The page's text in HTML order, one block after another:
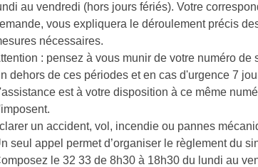
au vendredi (hors jours fériés). Votre
vous expliquera le déroulement précis
nécessaires.
: pensez à vous munir de votre numéro de
dehors de ces périodes et en cas d'urgence 7
est à votre disposition à ce même
un accident, vol, incendie ou pannes
seul appel permet d’organiser le règlement du
le 32 33 de 8h30 à 18h30 du lundi au